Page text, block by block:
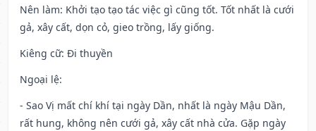
Nên làm: Khởi tạo tạo tác việc gì cũng tốt. Tốt nhất là cưới
gả, xây cất, dọn cỏ, gieo trồng, lấy giống.
Kiêng cữ: Đi thuyền
Ngoại lệ:
- Sao Vị mất chí khí tại ngày Dần, nhất là ngày Mậu Dần,
rất hung, không nên cưới gả, xây cất nhà cửa. Gặp ngày